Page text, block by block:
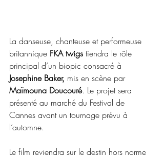
La danseuse, chanteuse et performeuse
britannique FKA twigs tiendra le rôle
principal d’un biopic consacré à
Josephine Baker, mis en scène par
Maïmouna Doucouré. Le projet sera
présenté au marché du Festival de
Cannes avant un tournage prévu à
l’automne.
Le film reviendra sur le destin hors norme